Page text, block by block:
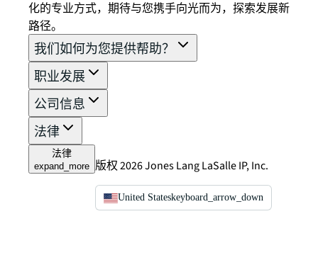
化的专业方式，期待与您携手向光而为，探索发展新
路径。
我们如何为您提供帮助？
职业发展
公司信息
法律
法律
expand_more 版权 2026 Jones Lang LaSalle IP, Inc.
United Stateskeyboard_arrow_down